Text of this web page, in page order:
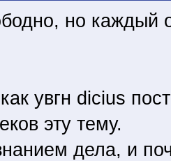
но каждый
увгн dicius
эту тему.
дела, и